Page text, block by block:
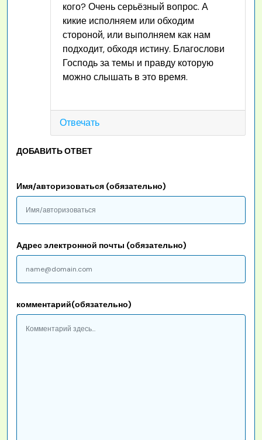
кого? Очень серьёзный вопрос. А
кикие исполняем или обходим
стороной, или выполняем как нам
подходит, обходя истину. Благослови
Господь за темы и правду которую
можно слышать в это время.
Отвечать
ДОБАВИТЬ ОТВЕТ
комментарий(обязательно)
Имя/авторизоваться (обязательно)
Адрес электронной почты (обязательно)